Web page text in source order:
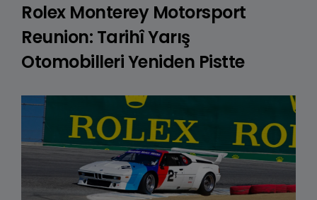
Rolex Monterey Motorsport
Reunion: Tarihî Yarış
Otomobilleri Yeniden Pistte